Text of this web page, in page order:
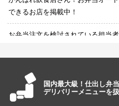
できるお店を掲載中！
お弁当注文を検討されている担当
国内最大級！仕出し弁
デリバリーメニューを